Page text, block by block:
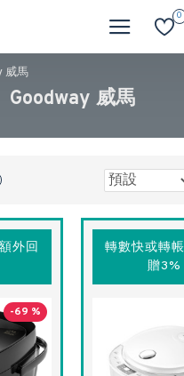
0
威馬
Goodway 威馬
外回
-69 %
轉數快或轉
贈3%